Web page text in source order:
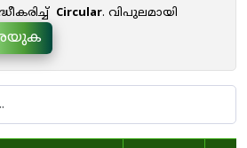
Circular. വിപുലമായി